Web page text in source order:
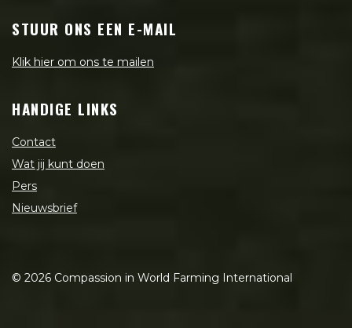
STUUR ONS EEN E-MAIL
Klik hier om ons te mailen
HANDIGE LINKS
Contact
Wat jij kunt doen
Pers
Nieuwsbrief
© 2026 Compassion in World Farming International